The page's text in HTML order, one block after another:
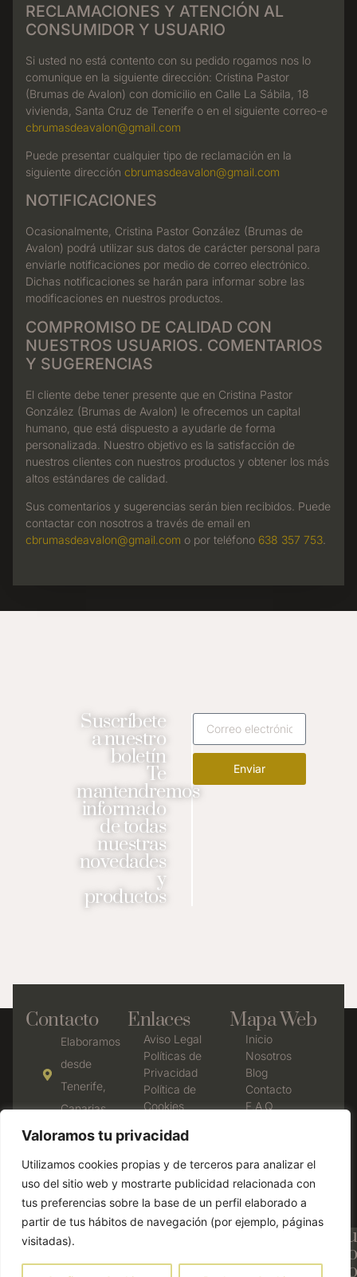
Valoramos tu privacidad
Utilizamos cookies propias y de terceros para analizar el
uso del sitio web y mostrarte publicidad relacionada con
tus preferencias sobre la base de un perfil elaborado a
partir de tus hábitos de navegación (por ejemplo, páginas
visitadas).
RECLAMACIONES Y ATENCIÓN AL
CONSUMIDOR Y USUARIO
Si usted no está contento con su pedido rogamos nos lo
comunique en la siguiente dirección: Cristina Pastor
(Brumas de Avalon) con domicilio en Calle La Sábila, 18
vivienda, Santa Cruz de Tenerife o en el siguiente correo-e
cbrumasdeavalon@gmail.com
Puede presentar cualquier tipo de reclamación en la
siguiente dirección cbrumasdeavalon@gmail.com
NOTIFICACIONES
Ocasionalmente, Cristina Pastor González (Brumas de
Avalon) podrá utilizar sus datos de carácter personal para
enviarle notificaciones por medio de correo electrónico.
Dichas notificaciones se harán para informar sobre las
modificaciones en nuestros productos.
COMPROMISO DE CALIDAD CON
NUESTROS USUARIOS. COMENTARIOS
Y SUGERENCIAS
El cliente debe tener presente que en Cristina Pastor
González (Brumas de Avalon) le ofrecemos un capital
humano, que está dispuesto a ayudarle de forma
personalizada. Nuestro objetivo es la satisfacción de
nuestros clientes con nuestros productos y obtener los más
altos estándares de calidad.
Sus comentarios y sugerencias serán bien recibidos. Puede
contactar con nosotros a través de email en
cbrumasdeavalon@gmail.com o por teléfono 638 357 753
Suscríbete
a nuestro
boletín
Te
mantendremos
informado
de todas
nuestras
novedades
y
productos
Enviar
Contacto
Elaboramos
desde
Tenerife,
Canarias
638 35 77
cbrumasdeavalon@gmail.com
Enlaces
Aviso Legal
Políticas de
Privacidad
Política de
Cookies
de
Política de
devolución y
reembolso
Mapa Web
Inicio
Nosotros
Blog
Contacto
F.A.Q
¡Consigue un 15% de descuento en tu
primera compra! Añade el código
#PRIMERA antes de finalizar el pago